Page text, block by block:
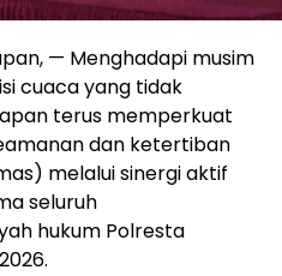
— Menghadapi musim
cuaca yang tidak
terus memperkuat
dan ketertiban
melalui sinergi aktif
seluruh
hukum Polresta